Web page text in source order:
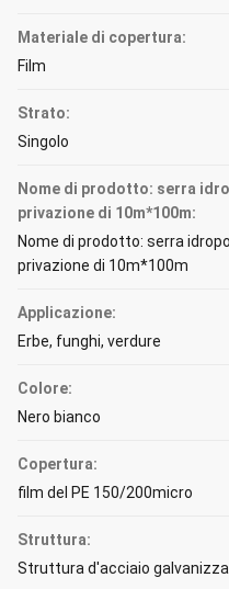
Materiale di copertura:
Film
Strato:
Singolo
Nome di prodotto: serra
privazione di 10m*100m:
Nome di prodotto: serra
privazione di 10m*100m
Applicazione:
Erbe, funghi, verdure
Colore:
Nero bianco
Copertura:
film del PE 150/200micro
Struttura:
Struttura d'acciaio